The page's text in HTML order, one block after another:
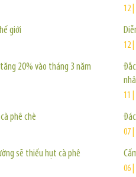
giới
20% vào tháng 3 năm
phê chè
sẽ thiếu hụt cà phê
12
12
11
07 |
06 |